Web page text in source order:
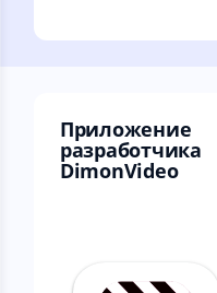
Приложение
разработчика
DimonVideo